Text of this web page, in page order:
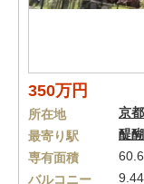
350万円
所在地 京
最寄り駅
醍
専有面積
バルコニー